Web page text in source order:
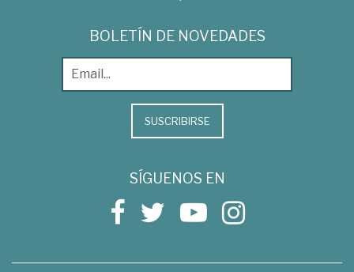
BOLETÍN DE NOVEDADES
SUSCRIBIRSE
SÍGUENOS EN